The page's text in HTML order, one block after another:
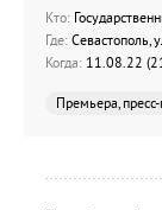
Кто:
Где: Севастополь,
Когда: 11.08.22
Премьера,